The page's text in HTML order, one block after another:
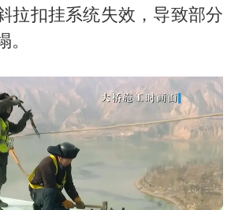
拉扣挂系统失效，导致部分